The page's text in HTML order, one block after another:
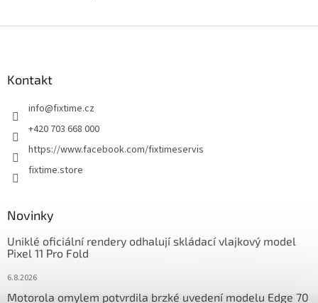
Kontakt
info@fixtime.cz
+420 703 668 000
https://www.facebook.com/fixtimeservis
fixtime.store
Novinky
Uniklé oficiální rendery odhalují skládací vlajkový model
Pixel 11 Pro Fold
6.8.2026
Motorola omylem potvrdila brzké uvedení modelu Edge 70